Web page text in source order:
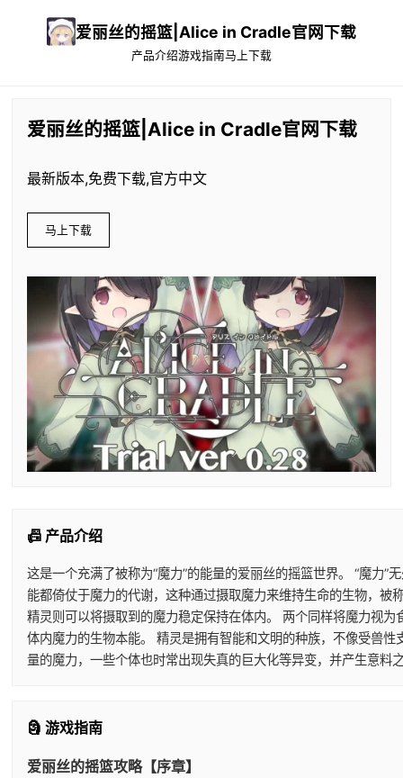
爱丽丝的摇篮|Alice in Cradle官网下载
产品介绍游戏指南马上下载
爱丽丝的摇篮|Alice in Cradle官网下载
最新版本,免费下载,官方中文
马上下载
📠 产品介绍
这是一个充满了被称为“魔力”的能量的爱丽丝的摇篮世界。 “魔力
能都倚仗于魔力的代谢，这种通过摄取魔力来维持生命的生物，被
精灵则可以将摄取到的魔力稳定保持在体内。 两个同样将魔力视
体内魔力的生物本能。 精灵是拥有智能和文明的种族，不像受兽
量的魔力，一些个体也时常出现失真的巨大化等异变，并产生意
🗿 游戏指南
爱丽丝的摇篮攻略【序章】